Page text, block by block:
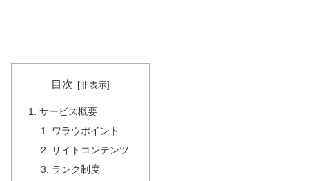
目次
サービス概要
ワラウポイント
サイトコンテンツ
ランク制度